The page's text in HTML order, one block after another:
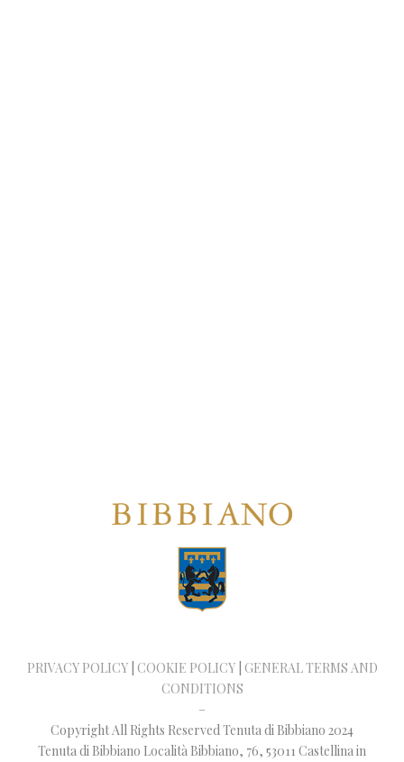
PRIVACY POLICY| COOKIE POLICY| GENERAL TERMS AND
CONDITIONS
–
Copyright All Rights Reserved Tenuta di Bibbiano 2024
Tenuta di Bibbiano Località Bibbiano, 76, 53011 Castellina in